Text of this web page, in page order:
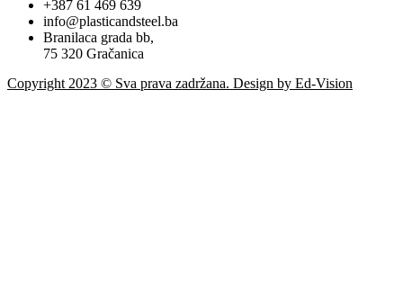
+387 61 469 639
info@plasticandsteel.ba
Branilaca grada bb,
75 320 Gračanica
Copyright 2023 © Sva prava zadržana. Design by Ed-Vision